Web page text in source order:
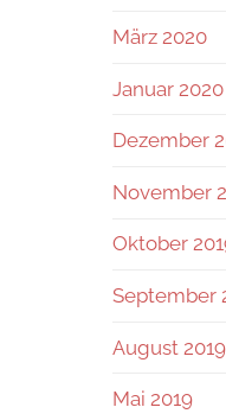
März 2020
Januar 2020
Dezember
November
Oktober
September
August 2019
Mai 2019